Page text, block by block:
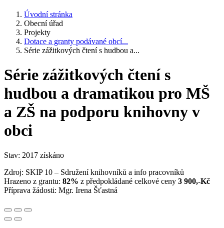
Úvodní stránka
Obecní úřad
Projekty
Dotace a granty podávané obcí...
Série zážitkových čtení s hudbou a...
Série zážitkových čtení s
hudbou a dramatikou pro MŠ
a ZŠ na podporu knihovny v
obci
Stav: 2017 získáno
Zdroj: SKIP 10 – Sdružení knihovníků a info pracovníků
Hrazeno z grantu: 82% z předpokládané celkové ceny 3 900,-Kč
Příprava žádosti: Mgr. Irena Šťastná